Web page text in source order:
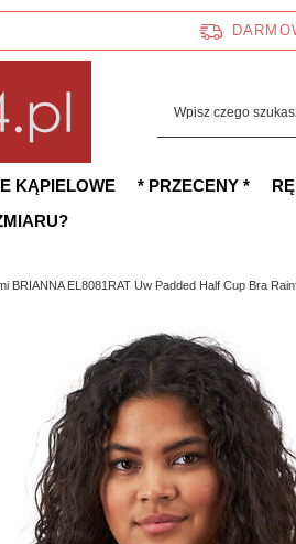
KĄPIELOWE * PRZECENY *
BRIANNA EL8081RAT Uw Padded Half Cup Bra